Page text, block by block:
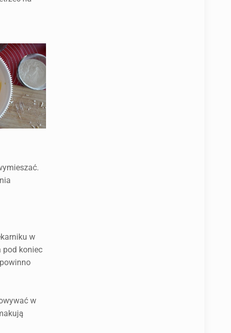
w
pod koniec
w